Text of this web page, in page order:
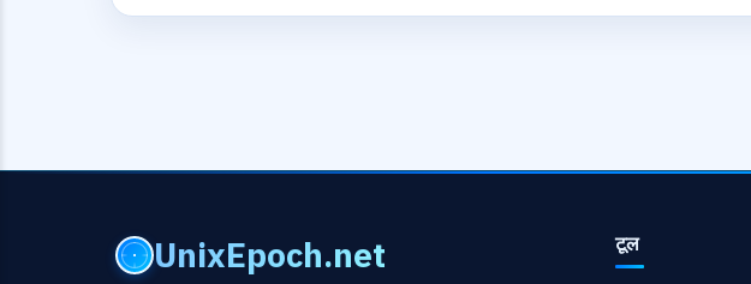
UnixEpoch.net टूल